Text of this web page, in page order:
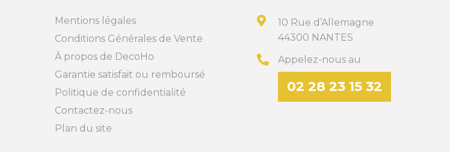
Mentions légales
Conditions Générales de Vente
À propos de DecoHo
Garantie satisfait ou remboursé
Politique de confidentialité
Contactez-nous
Plan du site
10 Rue d’Allemagne
44300 NANTES
Appelez-nous au
02 28 23 15 32